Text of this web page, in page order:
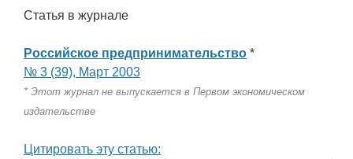
Статья в журнале
Российское предпринимательство *
№ 3 (39), Март 2003
* Этот журнал не выпускается в Первом экономическом
издательстве
Цитировать эту статью: